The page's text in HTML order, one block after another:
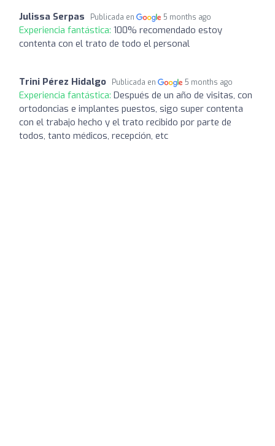
Julissa Serpas Publicada en 5 months ago
Experiencia fantástica: 100% recomendado estoy
contenta con el trato de todo el personal
Trini Pérez Hidalgo Publicada en 5 months ago
Experiencia fantástica: Después de un año de visitas, con
ortodoncias e implantes puestos, sigo super contenta
con el trabajo hecho y el trato recibido por parte de
todos, tanto médicos, recepción, etc